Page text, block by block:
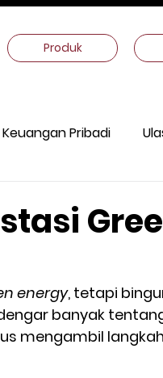
Produk
Keuangan Pribadi
energy, tetapi
banyak
mengambil